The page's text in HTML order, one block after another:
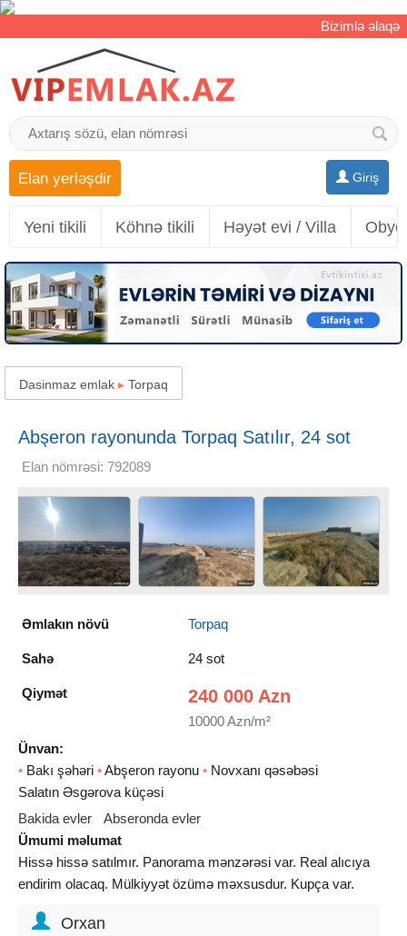
Bizimlə əlaqə
Giriş
Elan yerləşdir
Yeni tikili Köhnə tikili Həyət evi / Villa
Dasinmaz emlak ▸ Torpaq
Abşeron rayonunda Torpaq Satılır, 24 sot
Elan nömrəsi: 792089
Əmlakın növü Torpaq
Sahə 24 sot
Qiymət 240 000 Azn
10000 Azn/m²
Ünvan:
• Bakı şəhəri •Abşeron rayonu • Novxanı qəsəbəsi
Salatın Əsgərova küçəsi
Bakida evler
Abseronda evler
Ümumi məlumat
Hissə hissə satılmır. Panorama mənzərəsi var. Real alıcıya
endirim olacaq. Mülkiyyət özümə məxsusdur. Kupça var.
Orxan